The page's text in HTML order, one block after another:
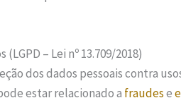
– Lei nº 13.709/2018)
dos dados pessoais contra
estar relacionado a fraudese